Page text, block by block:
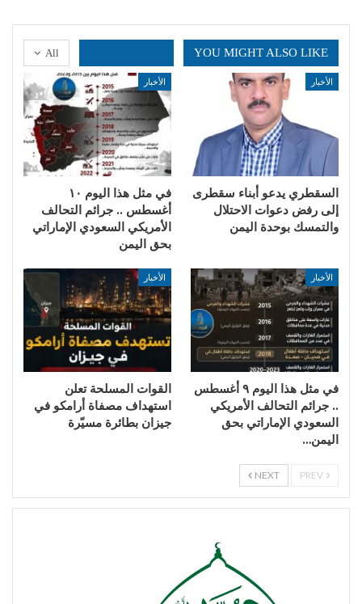
All YOU MIGHT ALSO LIKE
الأخبار
السقطري يدعو أبناء سقطرى
إلى رفض دعوات الاحتلال
والتمسك بوحدة اليمن
الأخبار
في مثل هذا اليوم ١٠
أغسطس .. جرائم التحالف
الأمريكي السعودي الإماراتي
بحق اليمن
الأخبار
في مثل هذا اليوم ٩ أغسطس
.. جرائم التحالف الأمريكي
السعودي الإماراتي بحق
اليمن…
الأخبار
القوات المسلحة تعلن
استهداف مصفاة أرامكو في
جيزان بطائرة مسيّرة
NEXT